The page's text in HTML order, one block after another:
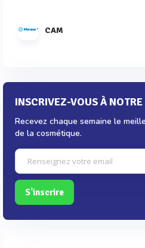
CAM
INSCRIVEZ-VOUS À
Recevez chaque semaine le
de la cosmétique.
S'inscrire